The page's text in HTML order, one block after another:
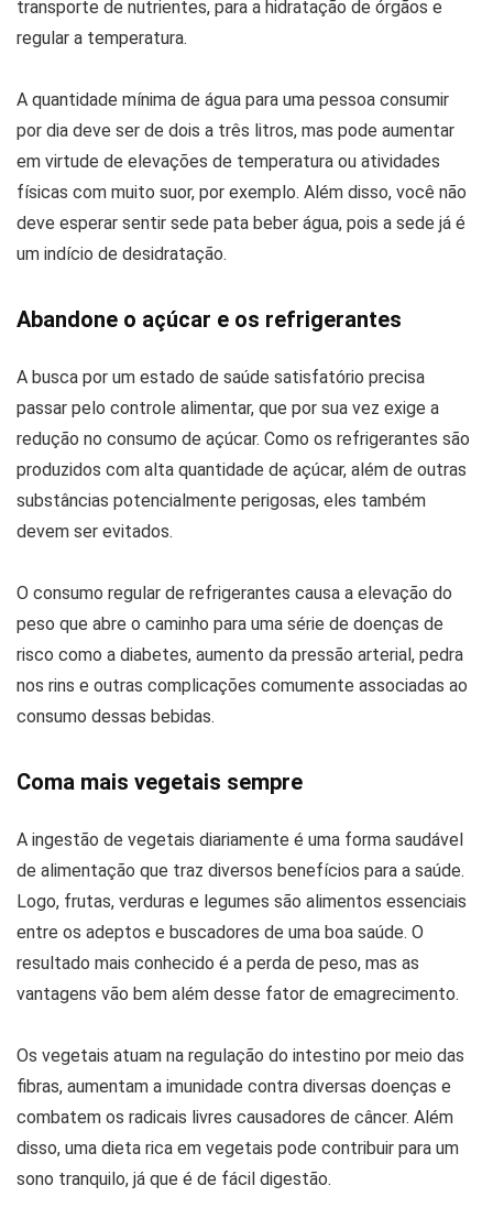
transporte de nutrientes, para a hidratação de órgãos e
regular a temperatura.
A quantidade mínima de água para uma pessoa consumir
por dia deve ser de dois a três litros, mas pode aumentar
em virtude de elevações de temperatura ou atividades
físicas com muito suor, por exemplo. Além disso, você não
deve esperar sentir sede pata beber água, pois a sede já é
um indício de desidratação.
Abandone o açúcar e os refrigerantes
A busca por um estado de saúde satisfatório precisa
passar pelo controle alimentar, que por sua vez exige a
redução no consumo de açúcar. Como os refrigerantes são
produzidos com alta quantidade de açúcar, além de outras
substâncias potencialmente perigosas, eles também
devem ser evitados.
O consumo regular de refrigerantes causa a elevação do
peso que abre o caminho para uma série de doenças de
risco como a diabetes, aumento da pressão arterial, pedra
nos rins e outras complicações comumente associadas ao
consumo dessas bebidas.
Coma mais vegetais sempre
A ingestão de vegetais diariamente é uma forma saudável
de alimentação que traz diversos benefícios para a saúde.
Logo, frutas, verduras e legumes são alimentos essenciais
entre os adeptos e buscadores de uma boa saúde. O
resultado mais conhecido é a perda de peso, mas as
vantagens vão bem além desse fator de emagrecimento.
Os vegetais atuam na regulação do intestino por meio das
fibras, aumentam a imunidade contra diversas doenças e
combatem os radicais livres causadores de câncer. Além
disso, uma dieta rica em vegetais pode contribuir para um
sono tranquilo, já que é de fácil digestão.